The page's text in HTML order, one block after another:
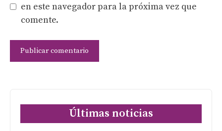
en este navegador para la próxima vez que
comente.
Últimas noticias